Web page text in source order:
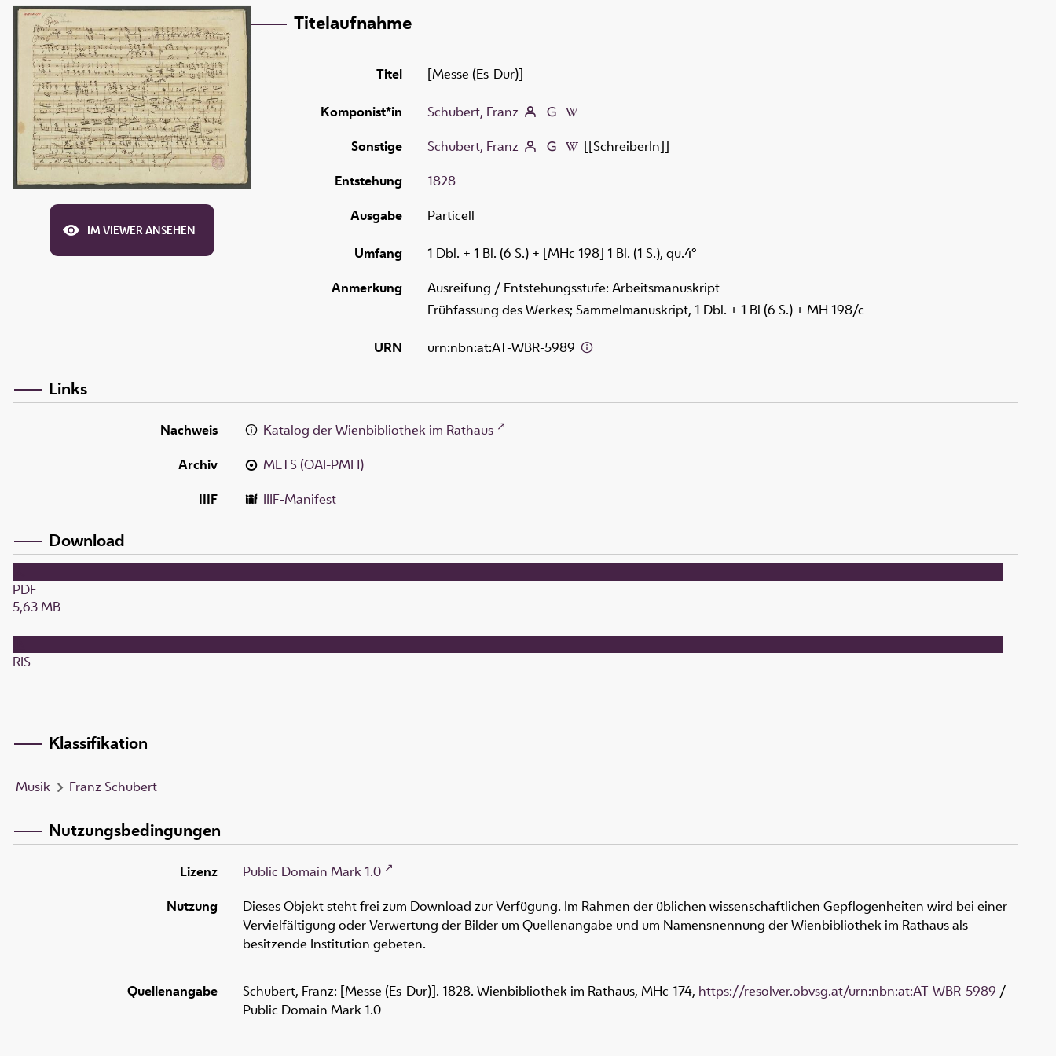
IM VIEWER ANSEHEN
Titelaufnahme
Titel [Messe (Es-Dur)]
Komponist*in
Schubert, Franz
Sonstige
Schubert, Franz
[[SchreiberIn]]
Entstehung
1828
Ausgabe
Particell
Umfang
1 Dbl. + 1 Bl. (6 S.) + [MHc 198] 1 Bl. (1 S.), qu.4°
Anmerkung
Ausreifung / Entstehungsstufe: Arbeitsmanuskript
Frühfassung des Werkes; Sammelmanuskript, 1 Dbl. + 1 Bl (6 S.) + MH 198/c
URN urn:nbn:at:AT-WBR-5989
Links
Nachweis
Katalog der Wienbibliothek im Rathaus
Archiv
METS (OAI-PMH)
IIIF
IIIF-Manifest
Download
PDF
5,63 MB
RIS
Klassifikation
Musik Franz Schubert
Nutzungsbedingungen
Lizenz
Public Domain Mark 1.0
Nutzung
Dieses Objekt steht frei zum Download zur Verfügung. Im Rahmen der üblichen wissenschaftlichen Gepflogenheiten wird bei einer
Vervielfältigung oder Verwertung der Bilder um Quellenangabe und um Namensnennung der Wienbibliothek im Rathaus als
besitzende Institution gebeten.
Quellenangabe Schubert, Franz: [Messe (Es-Dur)]. 1828. Wienbibliothek im Rathaus, MHc-174, https://resolver.obvsg.at/urn:nbn:at:AT-WBR-5989 /
Public Domain Mark 1.0